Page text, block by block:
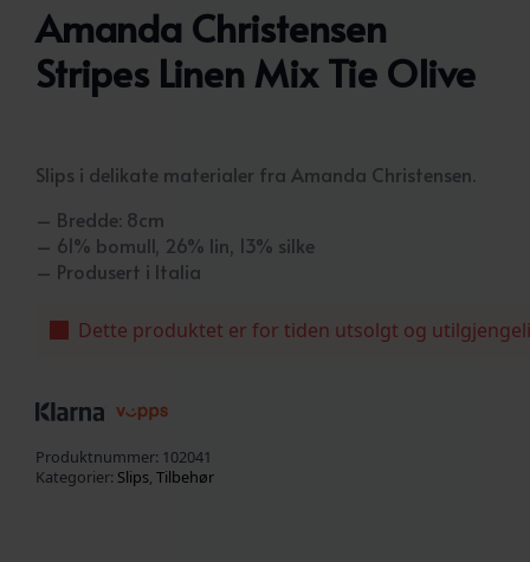
Amanda Christensen
Stripes Linen Mix Tie Olive
Slips i delikate materialer fra Amanda Christensen.
– Bredde: 8cm
– 61% bomull, 26% lin, 13% silke
– Produsert i Italia
Dette produktet er for tiden utsolgt og
Produktnummer: 102041
Kategorier: Slips, Tilbehør